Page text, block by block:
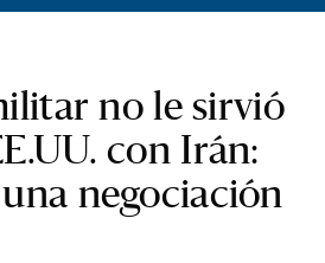
no le sirvió
con Irán:
negociación